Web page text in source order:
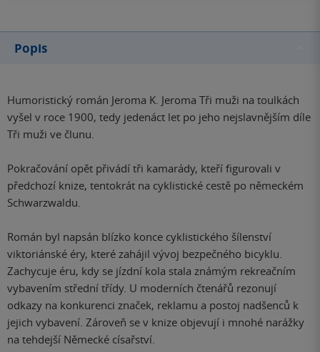
Popis
Humoristický román Jeroma K. Jeroma Tři muži na toulkách
vyšel v roce 1900, tedy jedenáct let po jeho nejslavnějším díle
Tři muži ve člunu.
Pokračování opět přivádí tři kamarády, kteří figurovali v
předchozí knize, tentokrát na cyklistické cestě po německém
Schwarzwaldu.
Román byl napsán blízko konce cyklistického šílenství
viktoriánské éry, které zahájil vývoj bezpečného bicyklu.
Zachycuje éru, kdy se jízdní kola stala známým rekreačním
vybavením střední třídy. U moderních čtenářů rezonují
odkazy na konkurenci značek, reklamu a postoj nadšenců k
jejich vybavení. Zároveň se v knize objevují i mnohé narážky
na tehdejší Německé císařství.